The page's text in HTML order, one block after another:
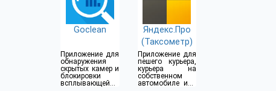
Goclean
Приложение для
обнаружения
скрытых камер и
блокировки
всплывающей
Яндекс.Про
(Таксометр)
Приложение для
пешего курьера,
курьера на
собственном
автомобиле или